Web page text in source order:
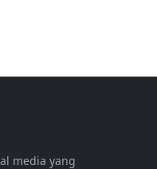
media yang